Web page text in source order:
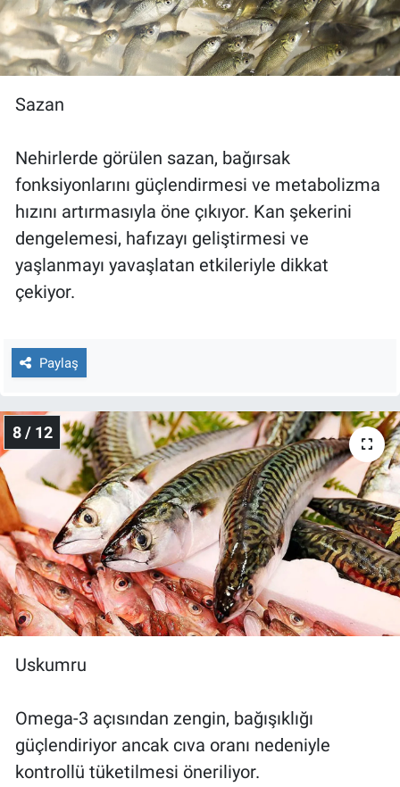
Sazan
Nehirlerde görülen sazan, bağırsak
fonksiyonlarını güçlendirmesi ve metabolizma
hızını artırmasıyla öne çıkıyor. Kan şekerini
dengelemesi, hafızayı geliştirmesi ve
yaşlanmayı yavaşlatan etkileriyle dikkat
çekiyor.
Paylaş
8 / 12
Uskumru
Omega-3 açısından zengin, bağışıklığı
güçlendiriyor ancak cıva oranı nedeniyle
kontrollü tüketilmesi öneriliyor.